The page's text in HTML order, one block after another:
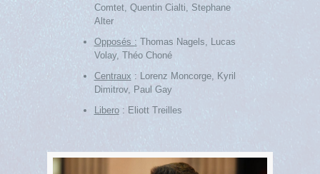
Comtet, Quentin Cialti, Stephane
Alter
Opposés : Thomas Nagels, Lucas
Volay, Théo Choné
Centraux : Lorenz Moncorge, Kyril
Dimitrov, Paul Gay
Libero: Eliott Treilles